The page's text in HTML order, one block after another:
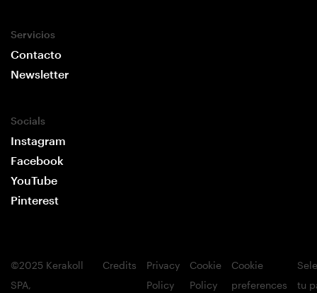
Servicios
Contacto
Newsletter
Socials
Instagram
Facebook
YouTube
Pinterest
©2025 Kerakoll
SPA,
Credits
Privacy
Policy
Cookie
Policy
Cookie
preferences
tu